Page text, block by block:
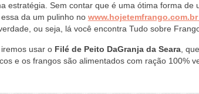
estratégia. Sem contar que é uma ótima forma
da um pulinho no www.hojetemfrango.com.br
ou seja, lá você encontra Tudo sobre
usar o Filé de Peito DaGranja da Seara,
e os frangos são alimentados com ração 100%